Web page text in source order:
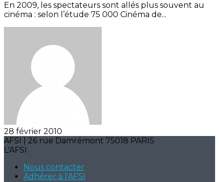
En 2009, les spectateurs sont allés plus souvent au
cinéma : selon l’étude 75 000 Cinéma de...
28 février 2010
AFSI | 26 rue Damrémont 75018 PARIS
L'AFSI
Nous contacter
Adhérer à l'AFSI